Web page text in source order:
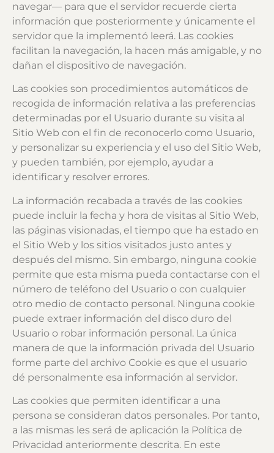
navegar— para que el servidor recuerde cierta
información que posteriormente y únicamente el
servidor que la implementó leerá. Las cookies
facilitan la navegación, la hacen más amigable, y no
dañan el dispositivo de navegación.
Las cookies son procedimientos automáticos de
recogida de información relativa a las preferencias
determinadas por el Usuario durante su visita al
Sitio Web con el fin de reconocerlo como Usuario,
y personalizar su experiencia y el uso del Sitio Web,
y pueden también, por ejemplo, ayudar a
identificar y resolver errores.
La información recabada a través de las cookies
puede incluir la fecha y hora de visitas al Sitio Web,
las páginas visionadas, el tiempo que ha estado en
el Sitio Web y los sitios visitados justo antes y
después del mismo. Sin embargo, ninguna cookie
permite que esta misma pueda contactarse con el
número de teléfono del Usuario o con cualquier
otro medio de contacto personal. Ninguna cookie
puede extraer información del disco duro del
Usuario o robar información personal. La única
manera de que la información privada del Usuario
forme parte del archivo Cookie es que el usuario
dé personalmente esa información al servidor.
Las cookies que permiten identificar a una
persona se consideran datos personales. Por tanto,
a las mismas les será de aplicación la Política de
Privacidad anteriormente descrita. En este